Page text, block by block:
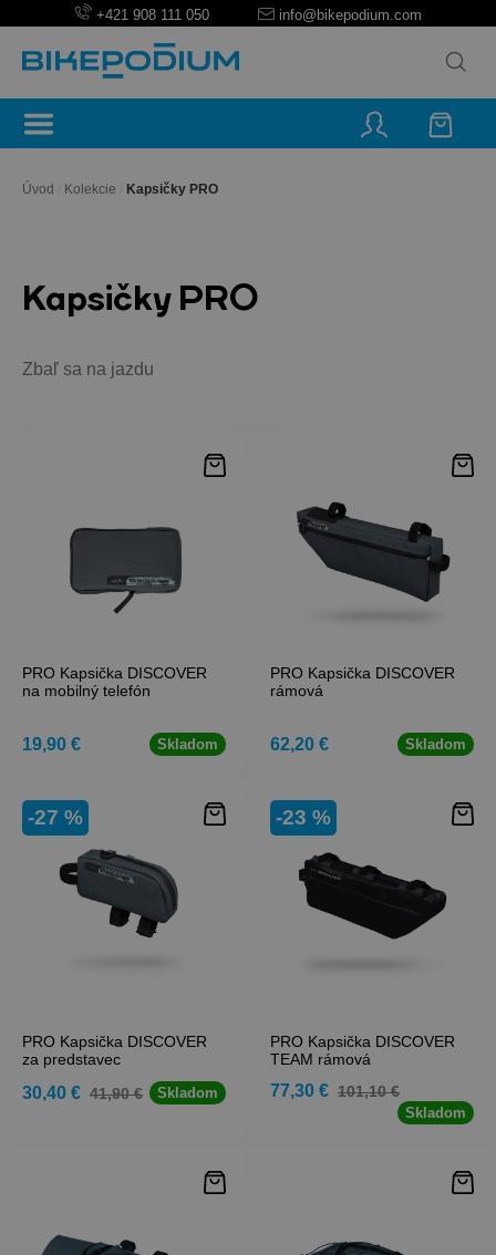
+421 908 111 050 info@bikepodium.com
Úvod Kolekcie Kapsičky PRO
Kapsičky PRO
Zbaľ sa na jazdu
PRO Kapsička DISCOVER
na mobilný telefón
19,90 € Skladom
PRO Kapsička DISCOVER
rámová
62,20 € Skladom
PRO Kapsička DISCOVER
za predstavec
-27 %
30,40 € 41,90 € Skladom
PRO Kapsička DISCOVER
TEAM rámová
-23 %
77,30 € 101,10 €
Skladom